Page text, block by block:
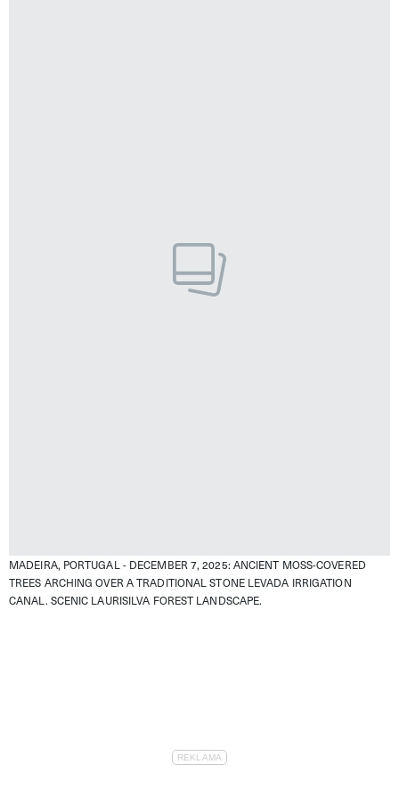
MADEIRA, PORTUGAL - DECEMBER 7, 2025: ANCIENT MOSS-COVERED
TREES ARCHING OVER A TRADITIONAL STONE LEVADA IRRIGATION
CANAL. SCENIC LAURISILVA FOREST LANDSCAPE.